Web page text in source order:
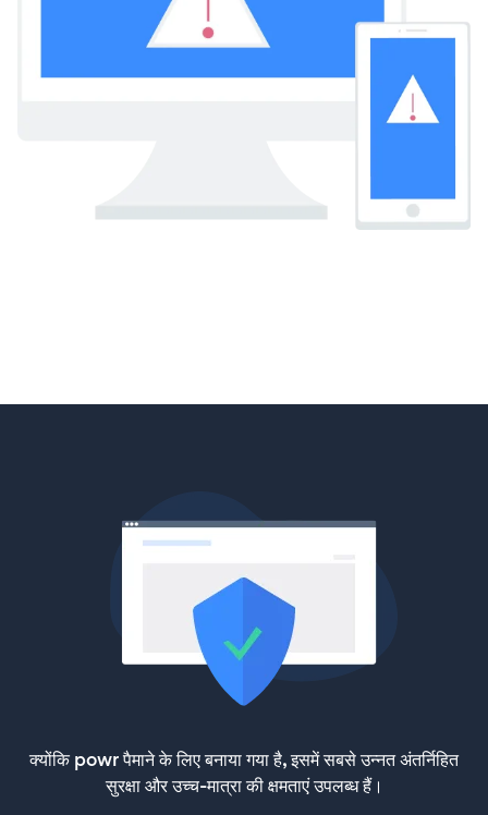
क्योंकि powr पैमाने के लिए बनाया गया है, इसमें सबसे उन्नत अंतर्निहित
सुरक्षा और उच्च-मात्रा की क्षमताएं उपलब्ध हैं।